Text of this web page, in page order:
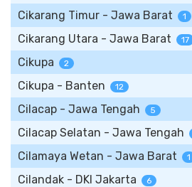
Cikarang Timur - Jawa Barat 1
Cikarang Utara - Jawa Barat 17
Cikupa 2
Cikupa - Banten 12
Cilacap - Jawa Tengah 5
Cilacap Selatan - Jawa Tengah
Cilamaya Wetan - Jawa Barat 1
Cilandak - DKI Jakarta 6